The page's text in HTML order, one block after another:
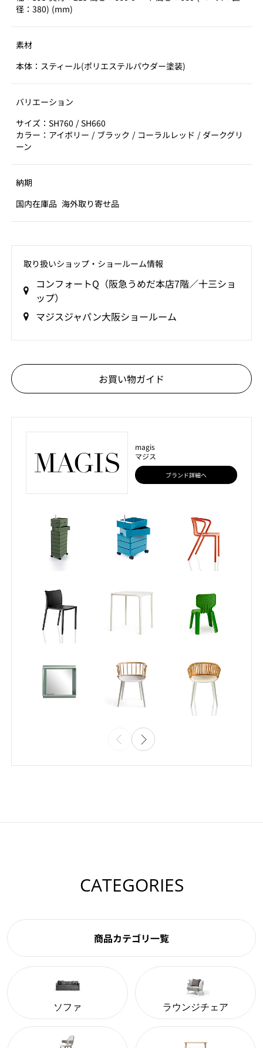
径：380) (mm)
素材
本体：スティール(ポリエステルパウダー塗装)
バリエーション
サイズ：SH760 / SH660
カラー：アイボリー / ブラック / コーラルレッド / ダークグリ
ーン
納期
国内在庫品 海外取り寄せ品
取り扱いショップ‧ショールーム情報
コンフォートQ（阪急うめだ本店7階／十三ショ
ップ）
マジスジャパン大阪ショールーム
お買い物ガイド
magis
マジス
ブランド詳細へ
CATEGORIES
商品カテゴリ一覧
ソファ ラウンジチェア